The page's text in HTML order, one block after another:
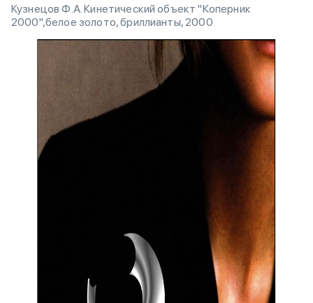
Кузнецов Ф.А. Кинетический объект "Коперник
2000",белое золото, бриллианты, 2000